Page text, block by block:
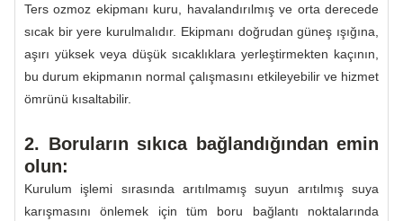
Ters ozmoz ekipmanı kuru, havalandırılmış ve orta derecede
sıcak bir yere kurulmalıdır. Ekipmanı doğrudan güneş ışığına,
aşırı yüksek veya düşük sıcaklıklara yerleştirmekten kaçının,
bu durum ekipmanın normal çalışmasını etkileyebilir ve hizmet
ömrünü kısaltabilir.
2. Boruların sıkıca bağlandığından emin
olun:
Kurulum işlemi sırasında arıtılmamış suyun arıtılmış suya
karışmasını önlemek için tüm boru bağlantı noktalarında